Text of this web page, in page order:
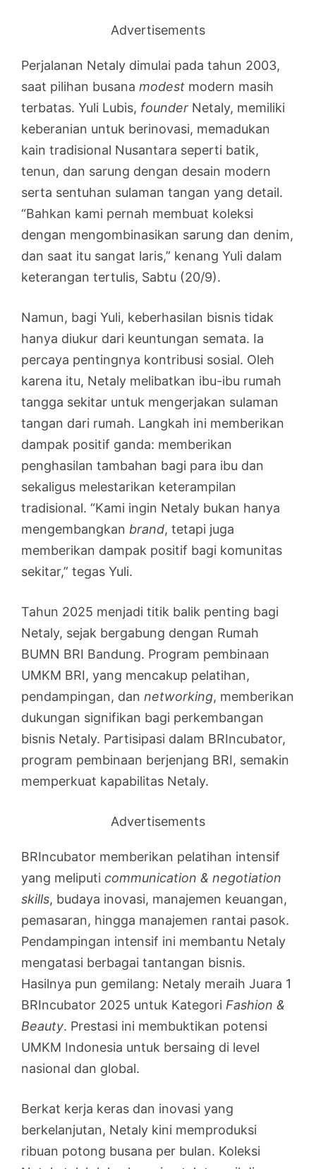
Advertisements
Perjalanan Netaly dimulai pada tahun 2003,
saat pilihan busana modest modern masih
terbatas. Yuli Lubis, founder Netaly, memiliki
keberanian untuk berinovasi, memadukan
kain tradisional Nusantara seperti batik,
tenun, dan sarung dengan desain modern
serta sentuhan sulaman tangan yang detail.
“Bahkan kami pernah membuat koleksi
dengan mengombinasikan sarung dan denim,
dan saat itu sangat laris,” kenang Yuli dalam
keterangan tertulis, Sabtu (20/9).
Namun, bagi Yuli, keberhasilan bisnis tidak
hanya diukur dari keuntungan semata. Ia
percaya pentingnya kontribusi sosial. Oleh
karena itu, Netaly melibatkan ibu-ibu rumah
tangga sekitar untuk mengerjakan sulaman
tangan dari rumah. Langkah ini memberikan
dampak positif ganda: memberikan
penghasilan tambahan bagi para ibu dan
sekaligus melestarikan keterampilan
tradisional. “Kami ingin Netaly bukan hanya
mengembangkan brand, tetapi juga
memberikan dampak positif bagi komunitas
sekitar,” tegas Yuli.
Tahun 2025 menjadi titik balik penting bagi
Netaly, sejak bergabung dengan Rumah
BUMN BRI Bandung. Program pembinaan
UMKM BRI, yang mencakup pelatihan,
pendampingan, dan networking, memberikan
dukungan signifikan bagi perkembangan
bisnis Netaly. Partisipasi dalam BRIncubator,
program pembinaan berjenjang BRI, semakin
memperkuat kapabilitas Netaly.
Advertisements
BRIncubator memberikan pelatihan intensif
yang meliputi communication & negotiation
skills, budaya inovasi, manajemen keuangan,
pemasaran, hingga manajemen rantai pasok.
Pendampingan intensif ini membantu Netaly
mengatasi berbagai tantangan bisnis.
Hasilnya pun gemilang: Netaly meraih Juara 1
BRIncubator 2025 untuk Kategori Fashion &
Beauty. Prestasi ini membuktikan potensi
UMKM Indonesia untuk bersaing di level
nasional dan global.
Berkat kerja keras dan inovasi yang
berkelanjutan, Netaly kini memproduksi
ribuan potong busana per bulan. Koleksi